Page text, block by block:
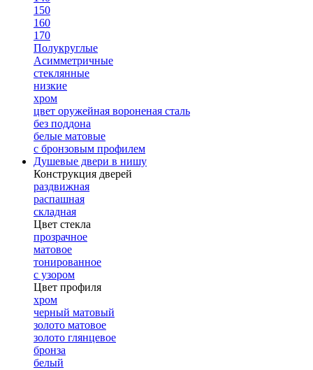
150
160
170
Полукруглые
Асимметричные
стеклянные
низкие
хром
цвет оружейная вороненая сталь
без поддона
белые матовые
с бронзовым профилем
Душевые двери в нишу
Конструкция дверей
раздвижная
распашная
складная
Цвет стекла
прозрачное
матовое
тонированное
с узором
Цвет профиля
хром
черный матовый
золото матовое
золото глянцевое
бронза
белый